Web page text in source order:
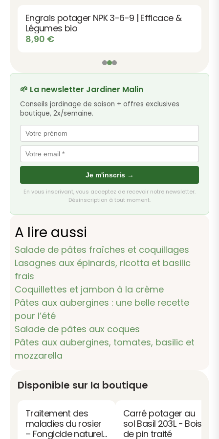
Engrais potager NPK 3-6-9 | Efficace &
Légumes bio
8,90 €
🌱 La newsletter Jardiner Malin
Conseils jardinage de saison + offres exclusives
boutique, 2x/semaine.
Je m'inscris →
En vous inscrivant, vous acceptez de recevoir notre newsletter.
Désinscription à tout moment.
A lire aussi
Salade de pâtes fraîches et coquillages
Lasagnes aux épinards, ricotta et basilic
frais
Coquillettes et jambon à la crème
Pâtes aux aubergines : une belle recette
pour l’été
Salade de pâtes aux coques
Pâtes aux aubergines, tomates, basilic et
mozzarella
Disponible sur la boutique
Traitement des
maladies du rosier
– Fongicide naturel
Carré potager au
sol Basil 203L - Bois
de pin traité